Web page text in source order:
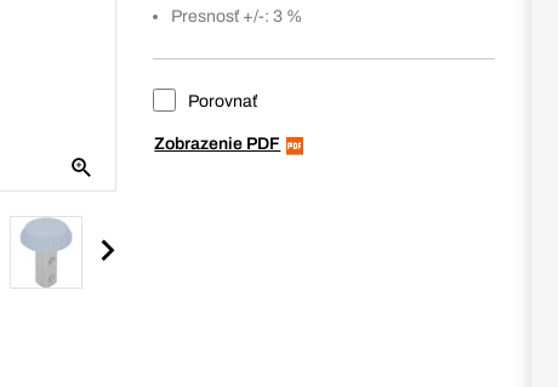
Presnosť +/-: 3 %
Porovnať
Zobrazenie PDF